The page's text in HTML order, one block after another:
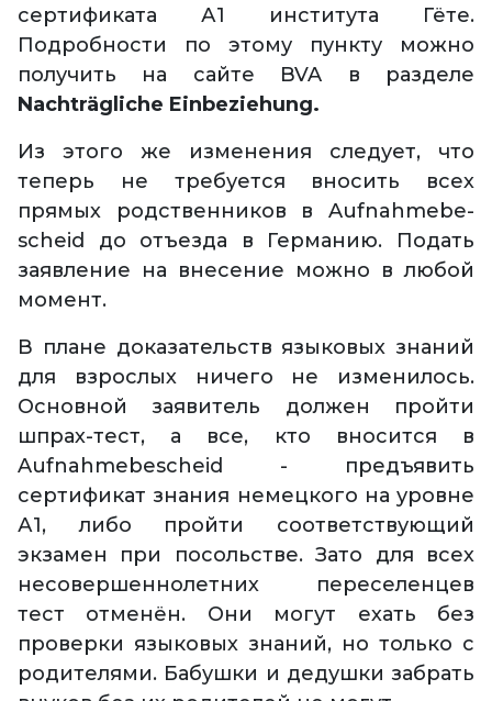
сертификата А1 института Гёте.
Подробности по этому пункту можно
получить на сайте BVA в разделе
Nachträgliche Einbeziehung.
Из этого же изменения следует, что
теперь не требуется вносить всех
прямых родственников в Aufnahmebe­
scheid до отъезда в Германию. Подать
заявление на внесение можно в любой
момент.
В плане доказательств языковых знаний
для взрослых ничего не изменилось.
Основной заявитель должен пройти
шпрах-тест, а все, кто вносится в
Aufnahmebescheid - предъявить
сертификат знания немецкого на уровне
А1, либо пройти соответствующий
экзамен при посольстве. Зато для всех
несовершеннолетних переселенцев
тест отменён. Они могут ехать без
проверки языковых знаний, но только с
родителями. Бабушки и дедушки забрать